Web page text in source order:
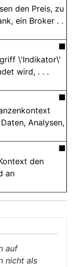
den Preis, zu
ein Broker . .
■
\'Indikator\'
wird, . . .
■
Analysen,
■
den
an
auf
nicht als